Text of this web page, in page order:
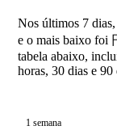
Nos últimos 7
e o mais baixo foi
tabela abaixo,
horas, 30 dias e 90
1 semana